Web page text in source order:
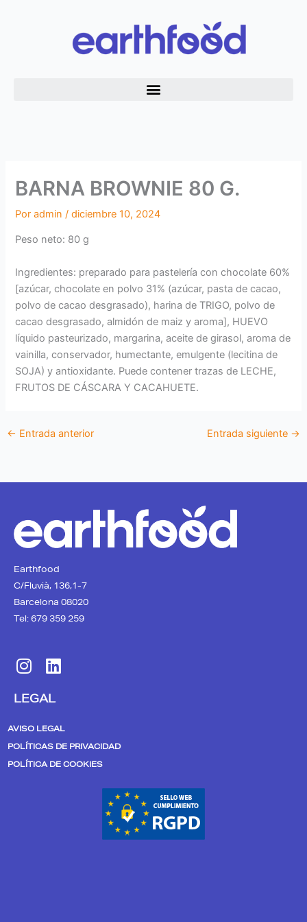
BARNA BROWNIE 80 G.
Poradmin/diciembre 10, 2024
Peso neto: 80 g
Ingredientes: preparado para pastelería con chocolate 60%
[azúcar, chocolate en polvo 31% (azúcar, pasta de cacao,
polvo de cacao desgrasado), harina de TRIGO, polvo de
cacao desgrasado, almidón de maiz y aroma], HUEVO
líquido pasteurizado, margarina, aceite de girasol, aroma de
vainilla, conservador, humectante, emulgente (lecitina de
SOJA) y antioxidante. Puede contener trazas de LECHE,
FRUTOS DE CÁSCARA Y CACAHUETE.
← Entrada anterior Entrada siguiente →
Earthfood
C/Fluvià, 136,1-7
Barcelona 08020
Tel: 679 359 259
I
n
s
a
g
r
L
i
n
e
d
i
LEGAL
AVISO LEGAL
POLÍTICAS DE PRIVACIDAD
POLÍTICA DE COOKIES